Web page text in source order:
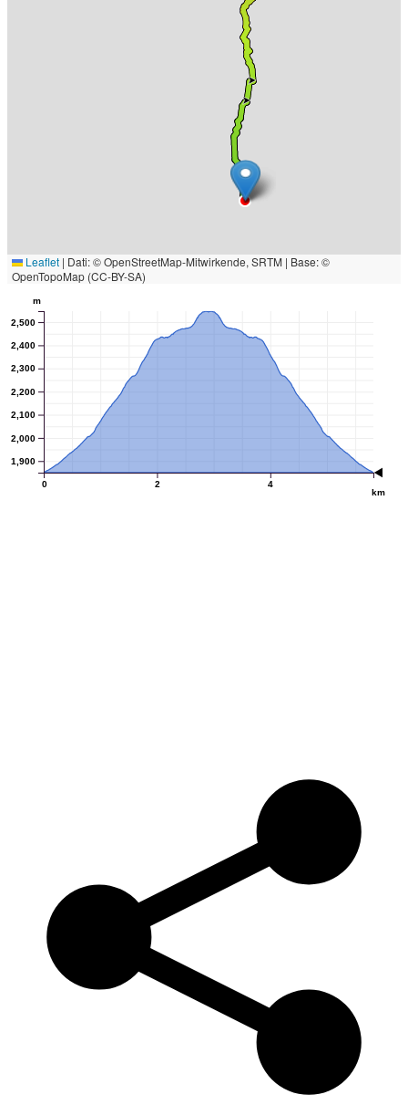
Leaflet | Dati: © OpenStreetMap-Mitwirkende, SRTM | Base: ©
OpenTopoMap (CC-BY-SA)
0 2 4
km
1,900
2,000
2,100
2,200
2,300
2,400
2,500
m